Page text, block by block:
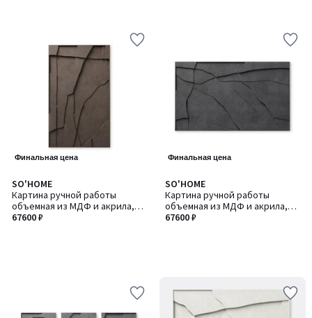
Финальная цена
SO'HOME
Картина ручной работы
объемная из МДФ и акрила,
100х70 см
67600 ₽
Финальная цена
SO'HOME
Картина ручной работы
объемная из МДФ и акрила,
100х70 см
67600 ₽